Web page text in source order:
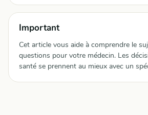
Important
Cet article vous aide à comprendre le
questions pour votre médecin. Les
santé se prennent au mieux avec un